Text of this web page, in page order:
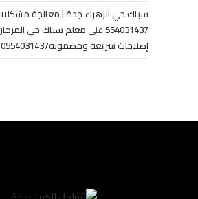
554031437علىمعلم سباك حي
إصلاحات سريعة ومضمونة0554031437